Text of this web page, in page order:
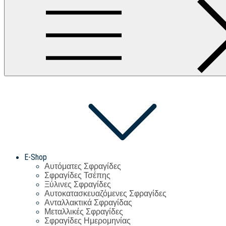
E-Shop
Αυτόματες Σφραγίδες
Σφραγίδες Τσέπης
Ξύλινες Σφραγίδες
Αυτοκατασκευαζόμενες Σφραγίδες
Ανταλλακτικά Σφραγίδας
Μεταλλικές Σφραγίδες
Σφραγίδες Ημερομηνίας